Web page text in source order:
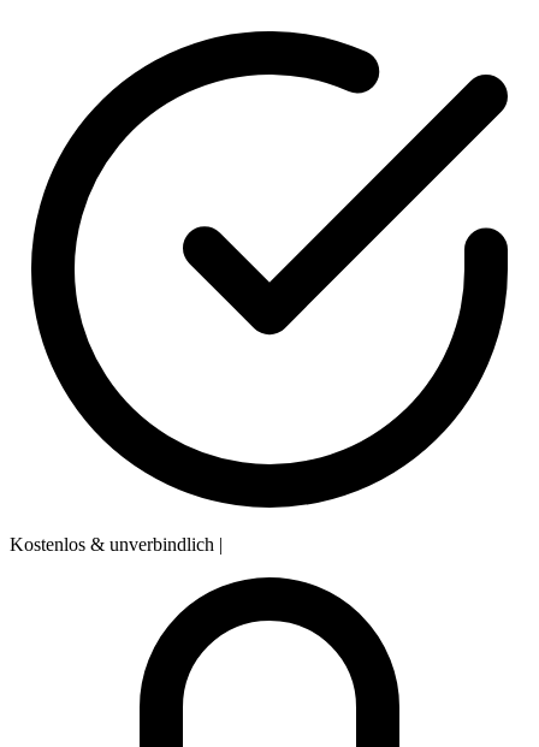
Kostenlos & unverbindlich |